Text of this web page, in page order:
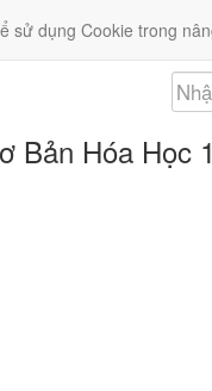
Giới thiệu Liên
sử dụng Cookie trong
Bản Hóa Học